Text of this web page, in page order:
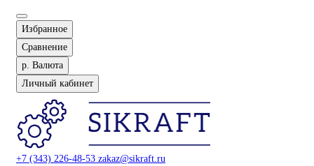
Избранное
Сравнение
р. Валюта
Личный кабинет
+7 (343) 226-48-53 zakaz@sikraft.ru